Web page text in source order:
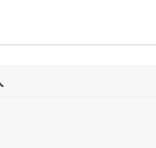
ょ銀行提供けね
利で7.5パーティーですよ
預けてみてくださいなんと